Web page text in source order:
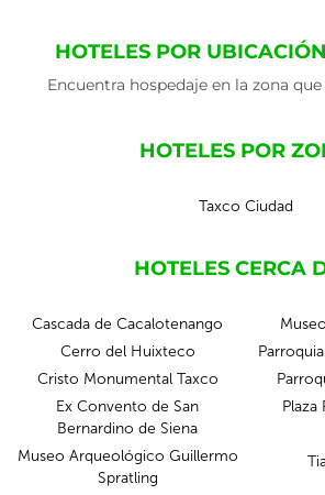
HOTELES POR
Encuentra hospedaje en la zona
HOTELES POR
Taxco Ciudad
HOTELES CERCA
Cascada de Cacalotenango
Cerro del Huixteco
Cristo Monumental Taxco
Ex Convento de San
Bernardino de Siena
Museo Arqueológico Guillermo
Spratling
Plaza